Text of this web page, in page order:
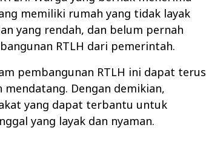
memiliki rumah yang tidak layak
yang rendah, dan belum pernah
RTLH dari pemerintah.
pembangunan RTLH ini dapat terus
Dengan demikian,
yang dapat terbantu untuk
yang layak dan nyaman.